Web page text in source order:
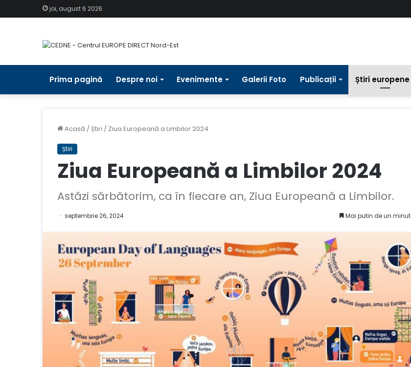
joi, august 6 2026
Prima pagină Despre noi Evenimente Galerii Foto Publicații Știri europene
Acasă / Știri / Ziua Europeană a Limbilor 2024
Știri
Ziua Europeană a Limbilor 2024
Astăzi sărbătorim, ca în fiecare an, Ziua Europeană a Limbilor.
septembrie 26, 2024 Mai putin de un minut